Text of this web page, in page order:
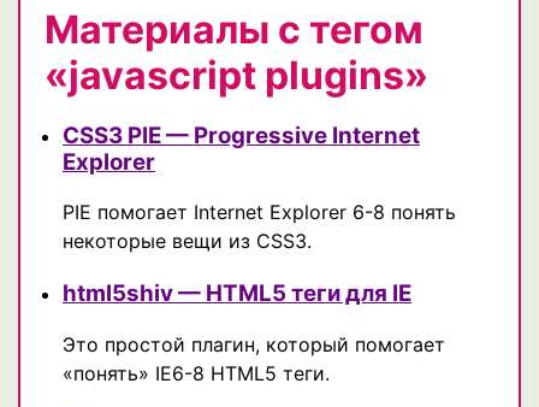
Материалы с тегом
«javascript plugins»
CSS3 PIE — Progressive Internet
Explorer
PIE помогает Internet Explorer 6-8 понять
некоторые вещи из CSS3.
html5shiv — HTML5 теги для IE
Это простой плагин, который помогает
«понять» IE6-8 HTML5 теги.